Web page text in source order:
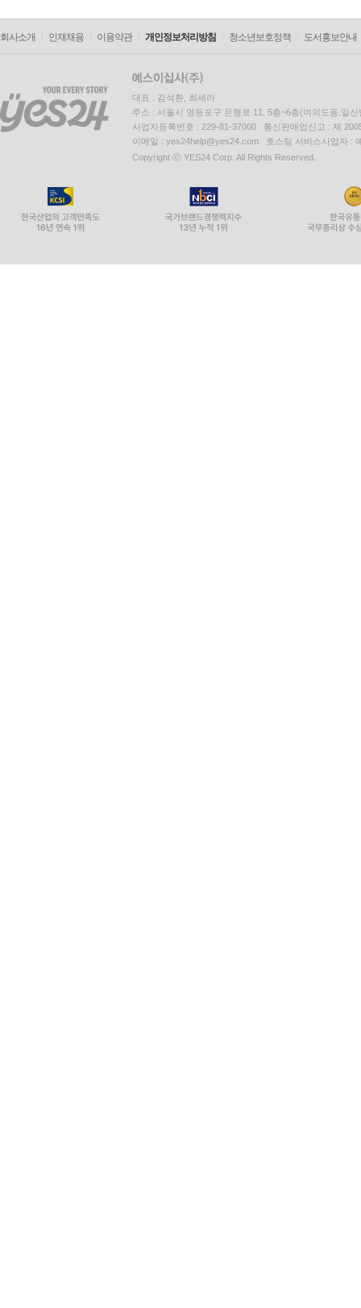
회사소개 인재채용 이용약관 개인정보처리방침 청소년보호정책 도서홍보안내
대표 : 김석환, 최세라
주소 : 서울시 영등포구 은행로 11, 5층~6층(여의도동,일신
사업자등록번호 : 229-81-37000 통신판매업신고 : 제
이메일 : yes24help@yes24.com 호스팅 서비스사업자 :
Copyright ⓒ YES24 Corp. All Rights Reserved.